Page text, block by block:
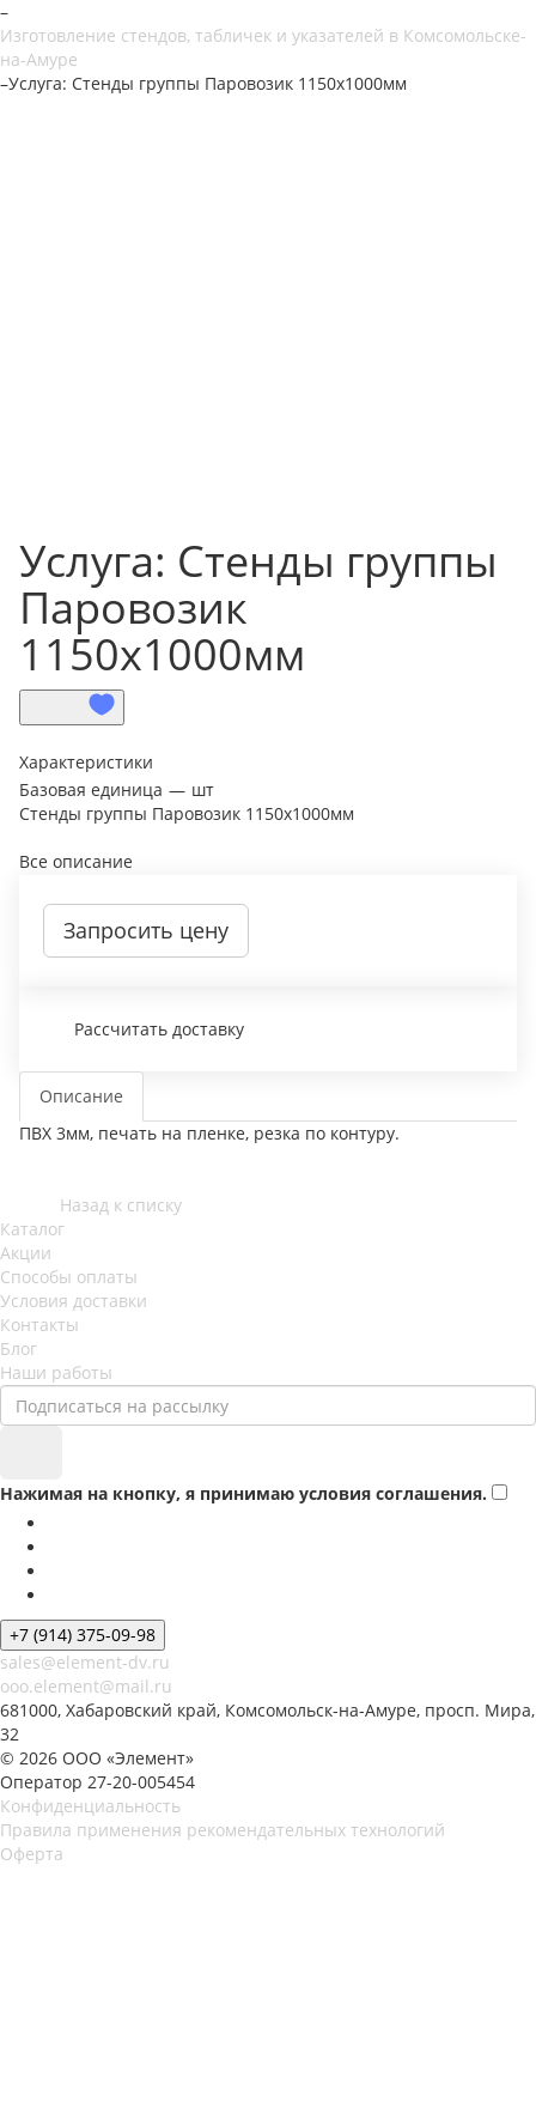
–
Изготовление стендов, табличек и указателей в Комсомольске-
на-Амуре
–Услуга: Стенды группы Паровозик 1150х1000мм
Услуга: Стенды группы
Паровозик
1150х1000мм
Характеристики
Базовая единица — шт
Стенды группы Паровозик 1150х1000мм
Все описание
Запросить цену
Рассчитать доставку
Описание
ПВХ 3мм, печать на пленке, резка по контуру.
Назад к списку
Каталог
Акции
Способы оплаты
Условия доставки
Контакты
Блог
Наши работы
Нажимая на кнопку, я принимаю условия соглашения.
+7 (914) 375-09-98
sales@element-dv.ru
ooo.element@mail.ru
681000, Хабаровский край, Комсомольск-на-Амуре, просп. Мира,
32
© 2026 ООО «Элемент»
Оператор 27-20-005454
Конфиденциальность
Правила применения рекомендательных технологий
Оферта